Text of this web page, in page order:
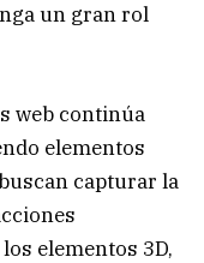
un gran rol
web continúa
elementos
capturar la
elementos 3D,